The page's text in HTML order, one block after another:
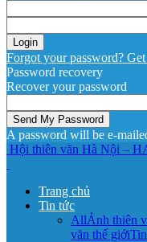
Forgot your password?
Password recovery
Recover your password
A password will be e-
Hội thiên văn Hà Nội –
Trang chủ
Tin tức
AllẢnh thiên
văn thế giới